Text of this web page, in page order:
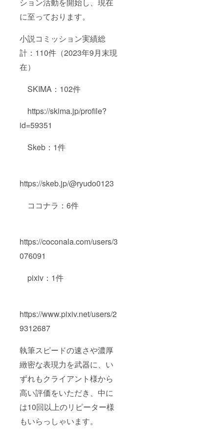
に至っております。
小説コミッション実績総
計：110件（2023年9月末現
在）
SKIMA：102件
https://skima.jp/profile?
id=59351
Skeb：1件
https://skeb.jp/@ryudo0123
ココナラ：6件
https://coconala.com/users/3
076091
pixiv：1件
https://www.pixiv.net/users/2
9312687
執筆スピードの速さや濃厚
緻密な表現力を武器に、い
ずれもクライアント様から
高い評価をいただき、中に
は10回以上のリピーター様
もいらっしゃいます。